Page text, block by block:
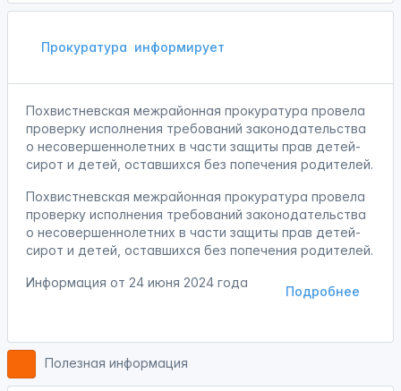
Прокуратура информирует
Похвистневская межрайонная прокуратура провела
проверку исполнения требований законодательства
о несовершеннолетних в части защиты прав детей-
сирот и детей, оставшихся без попечения родителей.
Похвистневская межрайонная прокуратура провела
проверку исполнения требований законодательства
о несовершеннолетних в части защиты прав детей-
сирот и детей, оставшихся без попечения родителей.
Подробнее
Информация от 24 июня 2024 года
Полезная информация